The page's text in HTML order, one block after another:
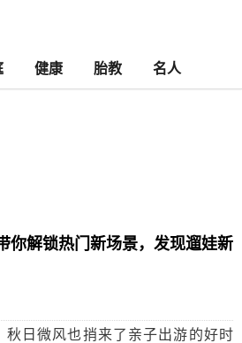
健康 胎教 名人
你解锁热门新场景，发现遛娃新
日微风也捎来了亲子出游的好时